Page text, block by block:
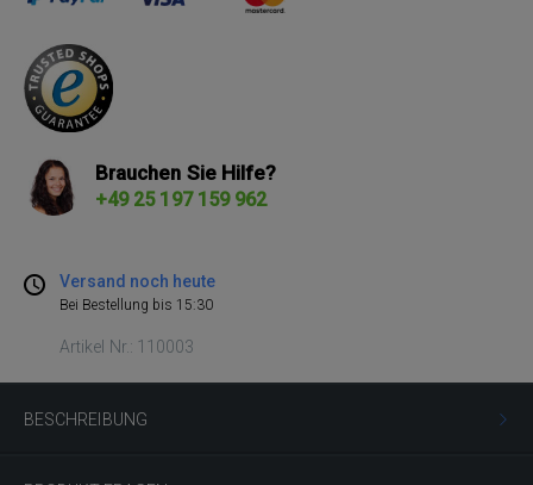
Brauchen Sie Hilfe?
+49 25 197 159 962
Versand noch heute
Bei Bestellung bis 15:30
Artikel Nr.: 110003
BESCHREIBUNG